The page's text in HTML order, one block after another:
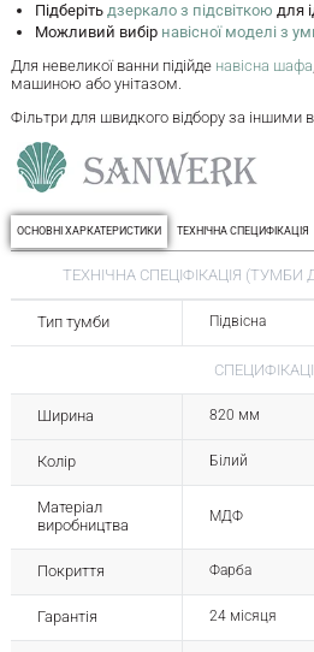
Підберіть дзеркало з підсвіткою для
Можливий вибір навісної моделі з
Для невеликої ванни підійде навісна шафа
машиною або унітазом.
Фільтри для швидкого відбору за іншими
ОСНОВНІ ХАРКАТЕРИСТИКИ ТЕХНІЧНА СПЕЦИФІКАЦІЯ
ТЕХНІЧНА СПЕЦІФІКАЦІЯ (ТУМБИ
Тип тумби Підвісна
Ширина 820 мм
Колір Білий
Матеріал
виробництва
МДФ
Покриття Фарба
Гарантія 24 місяця